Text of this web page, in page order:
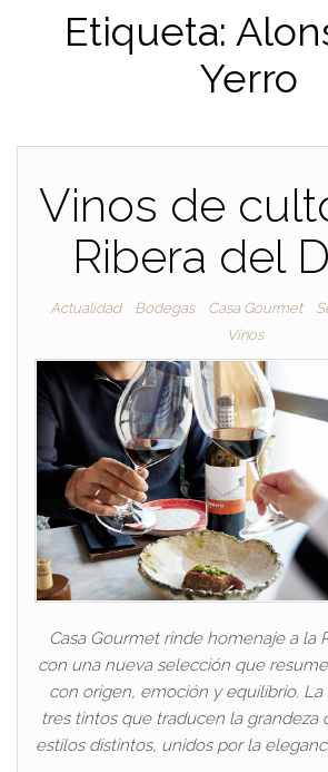
Etiqueta:
Yerro
Vinos de
Ribera del
Actualidad Bodegas Casa Gourmet
Vinos
Casa Gourmet rinde homenaje a la
con una nueva selección que
con origen, emoción y equilibrio.
tres tintos que traducen la grandeza
estilos distintos, unidos por la